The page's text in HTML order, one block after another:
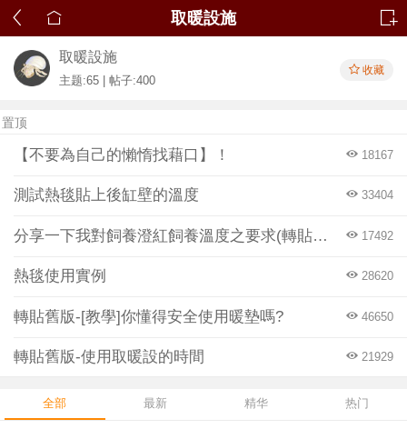
取暖設施
主题:65 | 帖子:400
收藏
置顶
【不要為自己的懶惰找藉口】！ 18167
測試熱毯貼上後缸壁的溫度 33404
分享一下我對飼養澄紅飼養溫度之要求(轉貼自jackliu) 17492
熱毯使用實例 28620
轉貼舊版-[教學]你懂得安全使用暖墊嗎? 46650
轉貼舊版-使用取暖設的時間 21929
全部 最新 精华 热门
取暖設施